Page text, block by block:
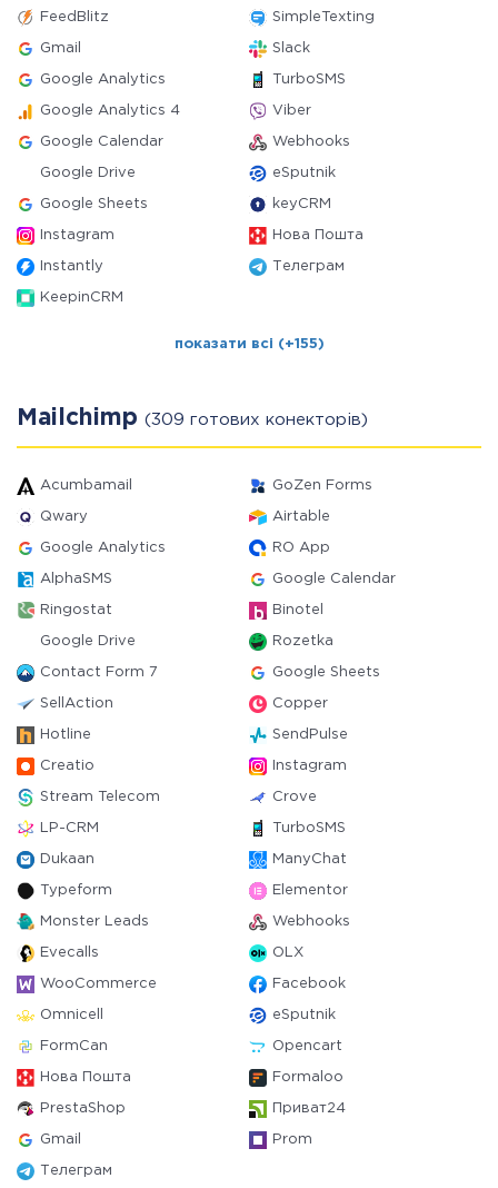
FeedBlitz SimpleTexting
Gmail Slack
Google Analytics TurboSMS
Google Analytics 4 Viber
Google Calendar Webhooks
Google Drive eSputnik
Google Sheets keyCRM
Instagram Нова Пошта
Instantly Телеграм
KeepinCRM
показати всі (+155)
Mailchimp (309 готових конекторів)
Acumbamail GoZen Forms
Qwary Airtable
Google Analytics RO App
AlphaSMS Google Calendar
Ringostat Binotel
Google Drive Rozetka
Contact Form 7 Google Sheets
SellAction Copper
Hotline SendPulse
Creatio Instagram
Stream Telecom Crove
LP-CRM TurboSMS
Dukaan ManyChat
Typeform Elementor
Monster Leads Webhooks
Evecalls OLX
WooCommerce Facebook
Omnicell eSputnik
FormCan Opencart
Нова Пошта Formaloo
PrestaShop Приват24
Gmail Prom
Телеграм